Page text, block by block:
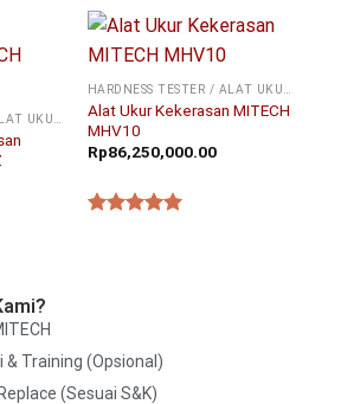
Alat Ukur Kekerasan MITECH
MHV10
Rp86,250,000.00
& Training (Opsional)
(Sesuai S&K)